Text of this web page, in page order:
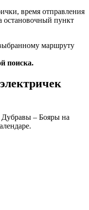
время отправления
остановочный пункт
маршруту
поиска.
Дубравы – Бояры на